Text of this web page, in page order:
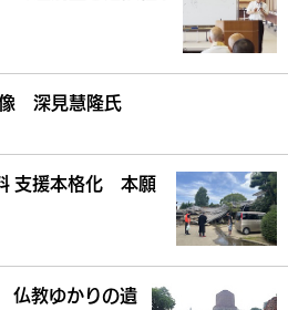
像 深見慧隆氏
支援本格化 本願
仏教ゆかりの遺